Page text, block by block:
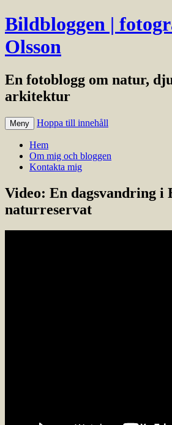
Bildbloggen |
Olsson
En fotoblogg om natur,
arkitektur
Meny Hoppa till innehåll
Hem
Om mig och bloggen
Kontakta mig
Video: En dagsvandring i
naturreservat